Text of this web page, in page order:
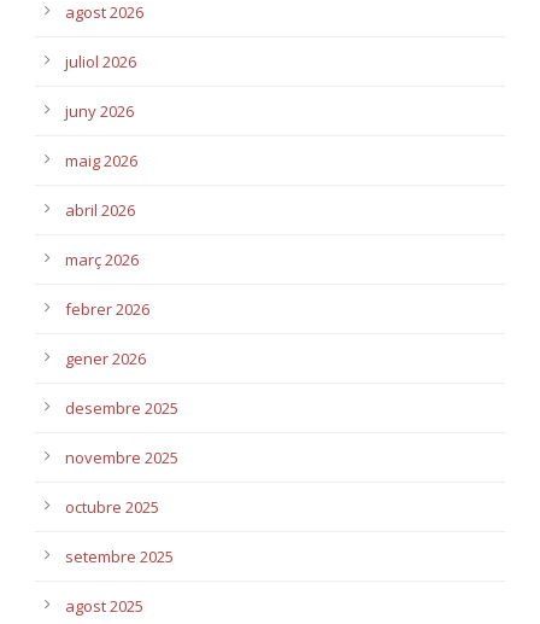
agost 2026
juliol 2026
juny 2026
maig 2026
abril 2026
març 2026
febrer 2026
gener 2026
desembre 2025
novembre 2025
octubre 2025
setembre 2025
agost 2025